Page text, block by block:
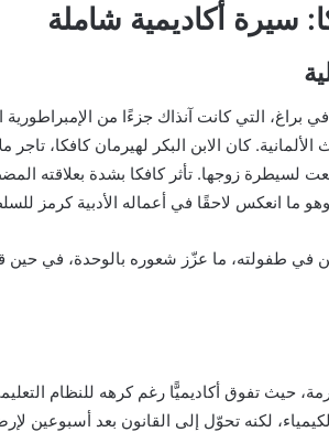
سيرة أكاديمية شاملة
ولد فرانز كافكا في 3 يوليو 1883 في براغ، التي كانت آنذاك جزءًا
كان الابن البكر لهيرمان كافكا،
لسيطرة زوجها. تأثر كافكا بشدة بعلاقته
ما انعكس لاحقًا في أعماله الأدبية كرمز
في طفولته، ما عزّز شعوره بالوحدة، في حين
لكنه تحوّل إلى القانون بعد أسبوعين